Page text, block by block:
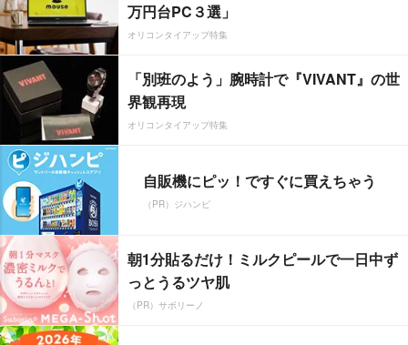
万円台PC３選」
オリコンタイアップ特集
「別班のよう」腕時計で『VIVANT』の世
界観再現
オリコンタイアップ特集
自販機にピッ！ですぐに買えちゃう
（PR）ジハンピ
朝1分貼るだけ！ミルクピールで一日中ず
っとうるツヤ肌
（PR）サボリーノ